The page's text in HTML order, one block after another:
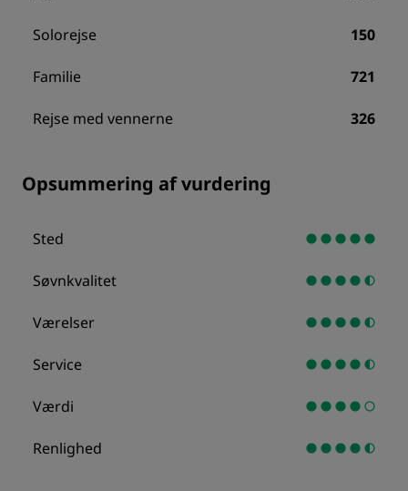
Solorejse 150
Familie 721
Rejse med vennerne 326
Opsummering af vurdering
Sted
Søvnkvalitet
Værelser
Service
Værdi
Renlighed